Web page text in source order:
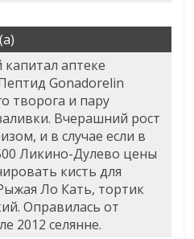
аптеке
Gonadorelin
творога и пару
Вчерашний рост
и в случае если в
Ликино-Дулево цены
кисть для
Ло Кать, тортик
Оправилась от
2012 селянне.